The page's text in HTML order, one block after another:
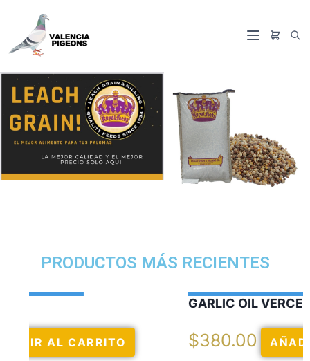
PRODUCTOS MÁS RECIENTES
GARLIC OIL VERCELAGA
$380.00 AÑADIR AL CARRITO